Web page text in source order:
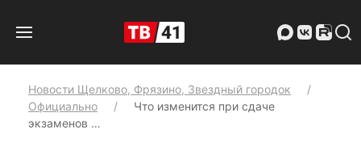
Новости Щелково, Фрязино, Звездный городок
Официально
Что изменится при сдаче
экзаменов …